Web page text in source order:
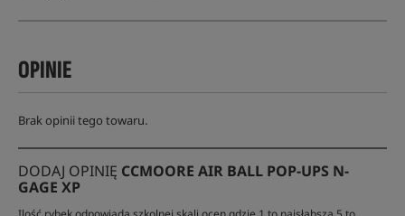
OPINIE
Brak opinii tego towaru.
DODAJ OPINIĘ CCMOORE AIR BALL POP-UPS N-
GAGE XP